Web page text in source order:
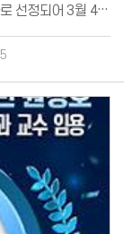
선정되어 3월 4일
Processing